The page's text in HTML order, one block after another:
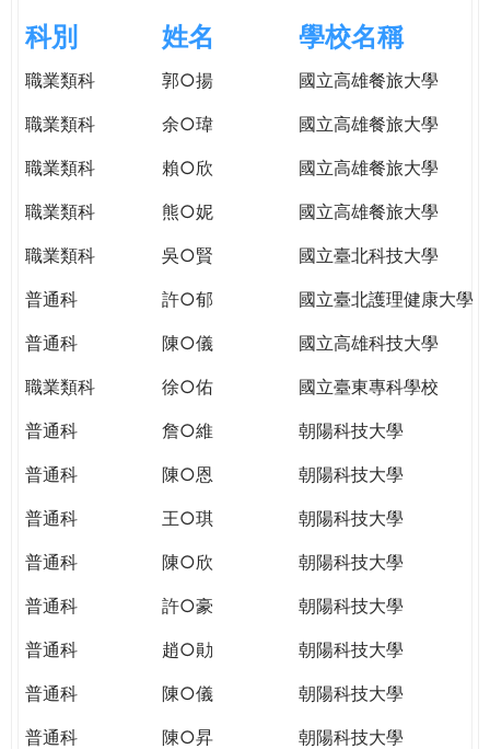
格。
WAGOR
TODAY
THE
WORLD
PUTTING
YOU
THE
e
r
e
科別 姓名 學校名稱
職業類科 郭○揚
國立高雄餐旅大學
職業類科
余○瑋
國立高雄餐旅大學
職業類科
賴○欣
國立高雄餐旅大學
職業類科
熊○妮
國立高雄餐旅大學
職業類科
吳○賢
國立臺北科技大學
普通科
許○郁
國立臺北護理健康大學
普通科
陳○儀
國立高雄科技大學
職業類科
徐○佑
國立臺東專科學校
普通科
詹○維
朝陽科技大學
普通科
陳○恩
朝陽科技大學
普通科
王○琪
朝陽科技大學
普通科
陳○欣
朝陽科技大學
普通科
許○豪
朝陽科技大學
普通科
趙○勛
朝陽科技大學
普通科
陳○儀
朝陽科技大學
普通科
陳○昇
朝陽科技大學